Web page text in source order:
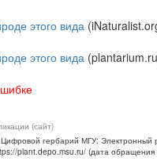
этого вида
этого вида
(сайт)
гербарий МГУ: Электронный
plant.depo.msu.ru/ (дата